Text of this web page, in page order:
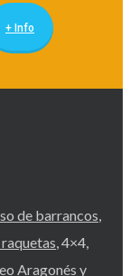
+ Info
de barrancos,
, 4×4,
Aragonés y